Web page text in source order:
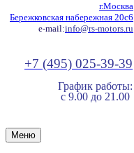
г.Москва
Бережковская набережная 20с6
e-mail:info@rs-motors.ru
+7 (495) 025-39-39
График работы:
с 9.00 до 21.00
Меню